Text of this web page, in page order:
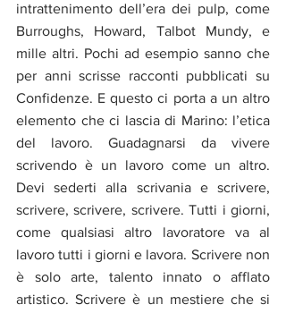
intrattenimento dell’era dei pulp, come
Burroughs, Howard, Talbot Mundy, e
mille altri. Pochi ad esempio sanno che
per anni scrisse racconti pubblicati su
Confidenze. E questo ci porta a un altro
elemento che ci lascia di Marino: l’etica
del lavoro. Guadagnarsi da vivere
scrivendo è un lavoro come un altro.
Devi sederti alla scrivania e scrivere,
scrivere, scrivere, scrivere. Tutti i giorni,
come qualsiasi altro lavoratore va al
lavoro tutti i giorni e lavora. Scrivere non
è solo arte, talento innato o afflato
artistico. Scrivere è un mestiere che si